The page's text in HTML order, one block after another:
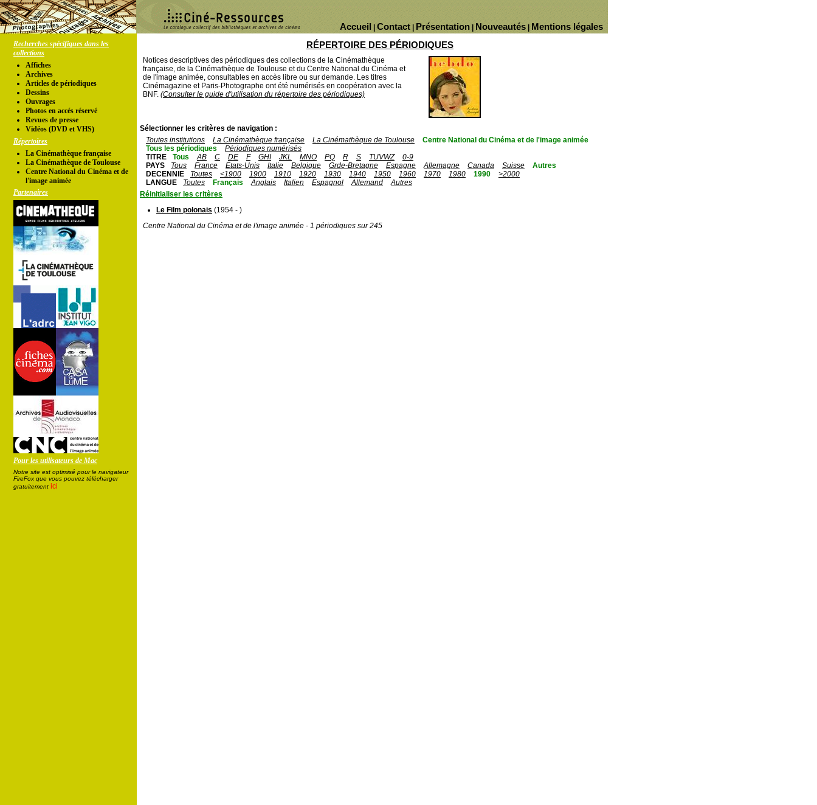
Mentions légales
Nouveautés
Présentation
Contact
Accueil
Recherches spécifiques dans les
collections
Affiches
Archives
Articles de périodiques
Dessins
Ouvrages
Photos en accés réservé
Revues de presse
Vidéos (DVD et VHS)
Répertoires
La Cinémathèque française
La Cinémathèque de Toulouse
Centre National du Cinéma et de
l'image animée
Partenaires
Pour les utilisateurs de Mac
Notre site est optimisé pour le navigateur
FireFox que vous pouvez télécharger
gratuitement ici
RÉPERTOIRE DES PÉRIODIQUES
Notices descriptives des périodiques des collections de la Cinémathèque
française, de la Cinémathèque de Toulouse et du Centre National du Cinéma et
de l'image animée, consultables en accès libre ou sur demande. Les titres
Cinémagazine et Paris-Photographe ont été numérisés en coopération avec la
BNF. (Consulter le guide d'utilisation du répertoire des périodiques)
Sélectionner les critères de navigation :
Toutes institutions
La Cinémathèque française La Cinémathèque de Toulouse
Centre National du Cinéma et de l'image animée
Tous les périodiques
Périodiques numérisés
TITRE
Tous AB C DE F GHI JKL MNO PQ R S TUVWZ
0-9
PAYS
Tous France Etats-Unis Italie Belgique Grde-Bretagne Espagne Allemagne Canada Suisse
Autres
DECENNIE
Toutes <1900 1900 1910 1920 1930 1940 1950 1960 1970 1980 1990
>2000
LANGUE
Toutes Français Anglais Italien Espagnol Allemand
Autres
Réinitialiser les critères
Le Film polonais (1954 - )
Centre National du Cinéma et de l'image animée - 1 périodiques sur 245